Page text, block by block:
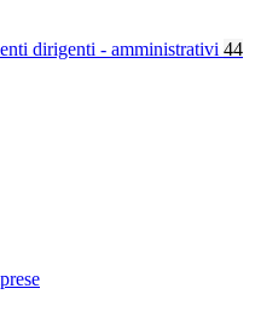
dirigenti - amministrativi 44